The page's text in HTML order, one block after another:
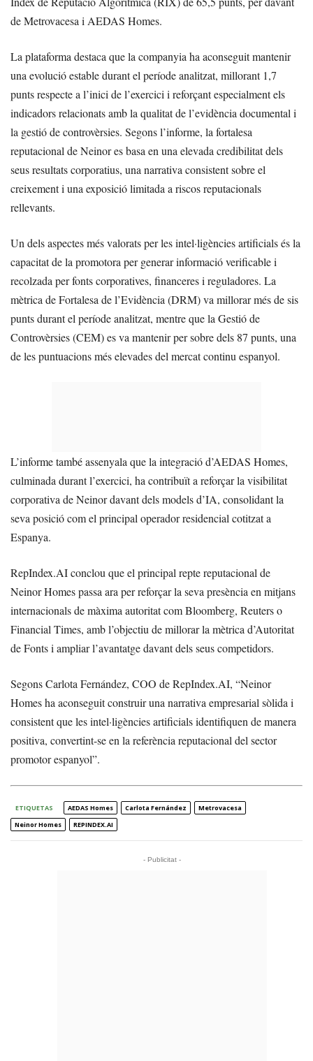
de Metrovacesa i AEDAS Homes.
La plataforma destaca que la companyia ha aconseguit mantenir
una evolució estable durant el període analitzat, millorant 1,7
punts respecte a l’inici de l’exercici i reforçant especialment els
indicadors relacionats amb la qualitat de l’evidència documental i
la gestió de controvèrsies. Segons l’informe, la fortalesa
reputacional de Neinor es basa en una elevada credibilitat dels
seus resultats corporatius, una narrativa consistent sobre el
creixement i una exposició limitada a riscos reputacionals
rellevants.
Un dels aspectes més valorats per les intel·ligències artificials és la
capacitat de la promotora per generar informació verificable i
recolzada per fonts corporatives, financeres i reguladores. La
mètrica de Fortalesa de l’Evidència (DRM) va millorar més de sis
punts durant el període analitzat, mentre que la Gestió de
Controvèrsies (CEM) es va mantenir per sobre dels 87 punts, una
de les puntuacions més elevades del mercat continu espanyol.
L’informe també assenyala que la integració d’AEDAS Homes,
culminada durant l’exercici, ha contribuït a reforçar la visibilitat
corporativa de Neinor davant dels models d’IA, consolidant la
seva posició com el principal operador residencial cotitzat a
Espanya.
RepIndex.AI conclou que el principal repte reputacional de
Neinor Homes passa ara per reforçar la seva presència en mitjans
internacionals de màxima autoritat com Bloomberg, Reuters o
Financial Times, amb l’objectiu de millorar la mètrica d’Autoritat
de Fonts i ampliar l’avantatge davant dels seus competidors.
Segons Carlota Fernández, COO de RepIndex.AI, “Neinor
Homes ha aconseguit construir una narrativa empresarial sòlida i
consistent que les intel·ligències artificials identifiquen de manera
positiva, convertint-se en la referència reputacional del sector
promotor espanyol”.
ETIQUETAS AEDAS Homes Carlota Fernández
Metrovacesa
Neinor Homes
REPINDEX.AI
- Publicitat -